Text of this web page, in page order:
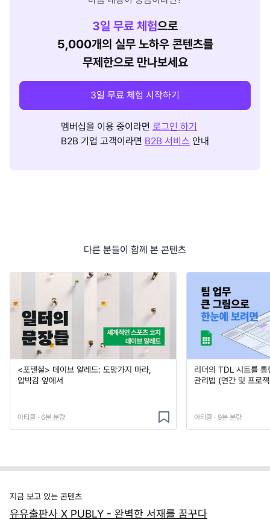
3일 무료 체험으로
5,000개의 실무 노하우 콘텐츠를
무제한으로 만나보세요
3일 무료 체험 시작하기
멤버십을 이용 중이라면 로그인 하기
B2B 기업 고객이라면 B2B 서비스 안내
다른 분들이 함께 본 콘텐츠
<포텐셜> 데이브 알레드: 도망가지 마라,
압박감 앞에서
아티클 · 6분 분량
리더의 TDL 시트를
관리법 (연간 및 프로
아티클 · 9분 분량
지금 보고 있는 콘텐츠
유유출판사 X PUBLY - 완벽한 서재를 꿈꾸다